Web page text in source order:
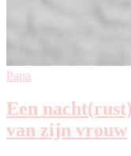
Papa
Een
van zijn vrouw